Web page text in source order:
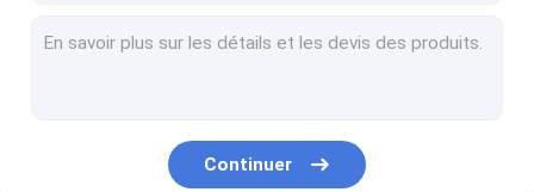
Corrections de sublimation de colorant
Continuer